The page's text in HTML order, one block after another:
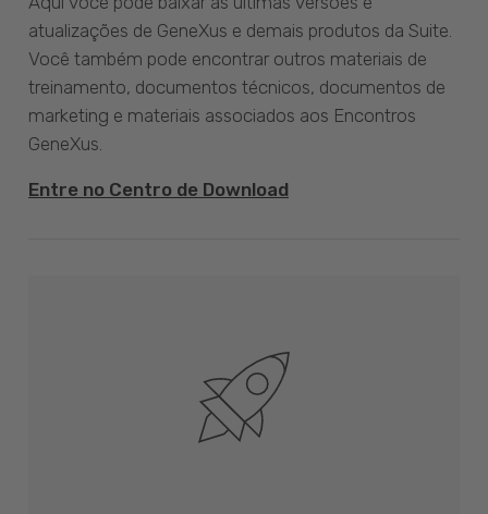
atualizações de GeneXus e demais produtos da Suite.
Você também pode encontrar outros materiais de
treinamento, documentos técnicos, documentos de
marketing e materiais associados aos Encontros
GeneXus.
Entre no Centro de Download